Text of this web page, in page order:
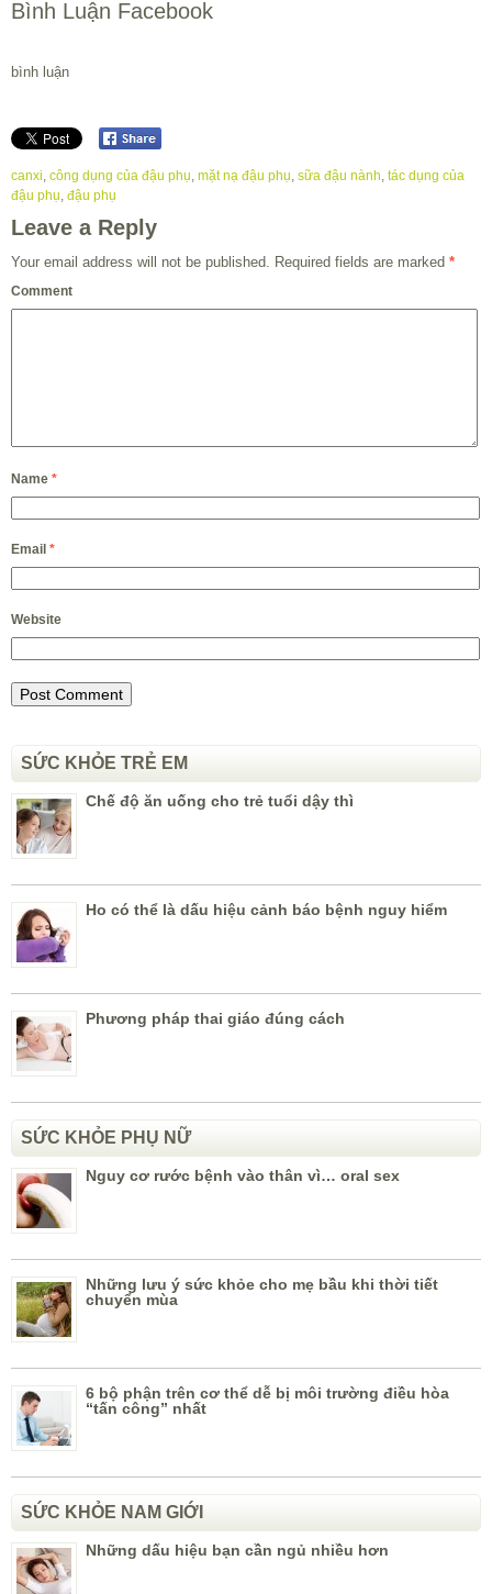
Bình Luận Facebook
bình luận
canxi, công dụng của đậu phụ, mặt nạ đậu phụ, sữa đậu nành, tác dụng của
đậu phụ, đậu phụ
Leave a Reply
Your email address will not be published. Required fields are marked *
Comment
Name *
Email *
Website
SỨC KHỎE TRẺ EM
Chế độ ăn uống cho trẻ tuổi dậy thì
Ho có thể là dấu hiệu cảnh báo bệnh nguy hiểm
Phương pháp thai giáo đúng cách
SỨC KHỎE PHỤ NỮ
Nguy cơ rước bệnh vào thân vì… oral sex
Những lưu ý sức khỏe cho mẹ bầu khi thời tiết
chuyển mùa
6 bộ phận trên cơ thể dễ bị môi trường điều hòa
“tấn công” nhất
SỨC KHỎE NAM GIỚI
Những dấu hiệu bạn cần ngủ nhiều hơn